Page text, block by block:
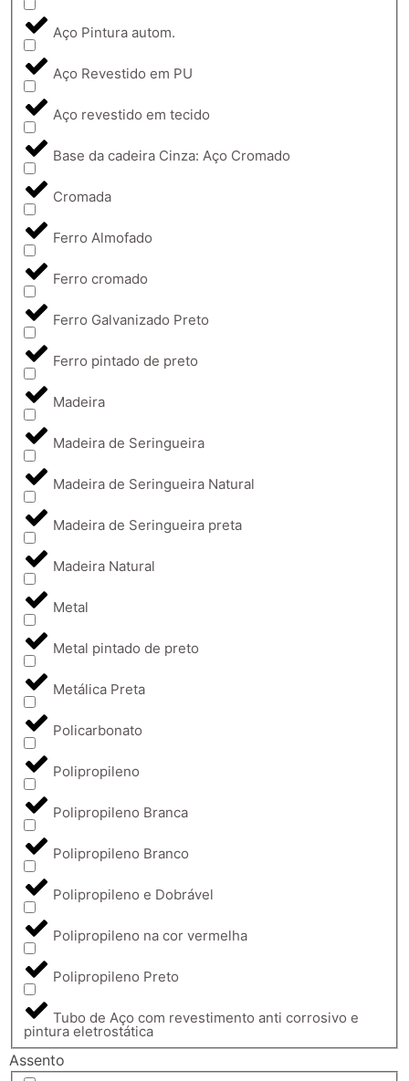
Aço Pintura autom.
Aço Revestido em PU
Aço revestido em tecido
Base da cadeira Cinza: Aço Cromado
Cromada
Ferro Almofado
Ferro cromado
Ferro Galvanizado Preto
Ferro pintado de preto
Madeira
Madeira de Seringueira
Madeira de Seringueira Natural
Madeira de Seringueira preta
Madeira Natural
Metal
Metal pintado de preto
Metálica Preta
Policarbonato
Polipropileno
Polipropileno Branca
Polipropileno Branco
Polipropileno e Dobrável
Polipropileno na cor vermelha
Polipropileno Preto
Tubo de Aço com revestimento anti corrosivo e
pintura eletrostática
Assento